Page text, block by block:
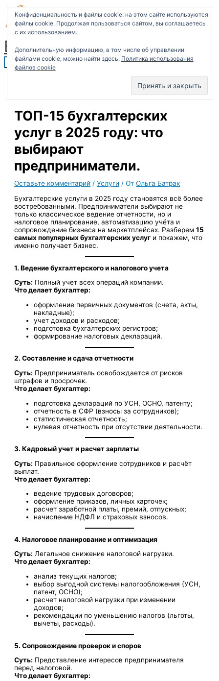
Перейти
содержимому
Бухгалтерские услуги
меню
ТОП-15 бухгалтерских
услуг в 2025 году: что
выбирают
предприниматели.
Оставьте комментарий /Услуги / ОтОльга Батрак
Бухгалтерские услуги в 2025 году становятся всё более
востребованными. Предприниматели выбирают не
только классическое ведение отчетности, но и
налоговое планирование, автоматизацию учёта и
сопровождение бизнеса на маркетплейсах. Разберем15
самых популярных бухгалтерских услуг и покажем, что
именно получает бизнес.
1. Ведение бухгалтерского и налогового учета
Суть: Полный учет всех операций компании.
Что делает бухгалтер:
оформление первичных документов (счета, акты,
накладные);
учет доходов и расходов;
подготовка бухгалтерских регистров;
формирование налоговых деклараций.
2. Составление и сдача отчетности
Суть: Предприниматель освобождается от рисков
штрафов и просрочек.
Что делает бухгалтер:
подготовка деклараций по УСН, ОСНО, патенту;
отчетность в СФР (взносы за сотрудников);
статистическая отчетность;
нулевая отчетность при отсутствии деятельности.
3. Кадровый учет и расчет зарплаты
Суть: Правильное оформление сотрудников и расчёт
выплат.
Что делает бухгалтер:
ведение трудовых договоров;
оформление приказов, личных карточек;
расчет заработной платы, премий, отпускных;
начисление НДФЛ и страховых взносов.
4. Налоговое планирование и оптимизация
Суть: Легальное снижение налоговой нагрузки.
Что делает бухгалтер:
анализ текущих налогов;
выбор выгодной системы налогообложения (УСН,
патент, ОСНО);
расчет налоговой нагрузки при изменении
доходов;
рекомендации по уменьшению налогов (льготы,
вычеты, расходы).
5. Сопровождение проверок и споров
Суть: Представление интересов предпринимателя
перед налоговой.
Что делает бухгалтер:
Введите
здесь...
Название*
Email*
Сайт
e
l
e
g
r
m
П
о
и
к
:
Конфиденциальность и файлы cookie: на этом сайте используются
файлы cookie. Продолжая пользоваться сайтом, вы соглашаетесь
с их использованием.
Дополнительную информацию, в том числе об управлении
файлами cookie, можно найти здесь: Политика использования
файлов cookie